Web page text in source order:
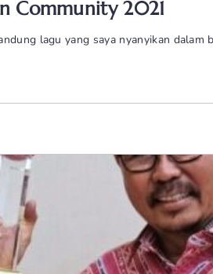
Community 2021
lagu yang saya nyanyikan